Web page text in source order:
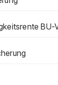
BU-